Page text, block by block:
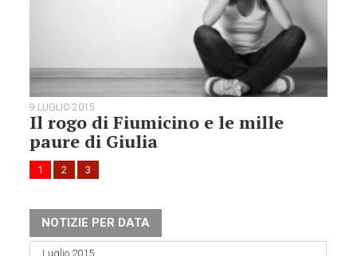
9 LUGLIO 2015
Il rogo di Fiumicino e le mille
paure di Giulia
1 2 3
NOTIZIE PER DATA
Luglio 2015